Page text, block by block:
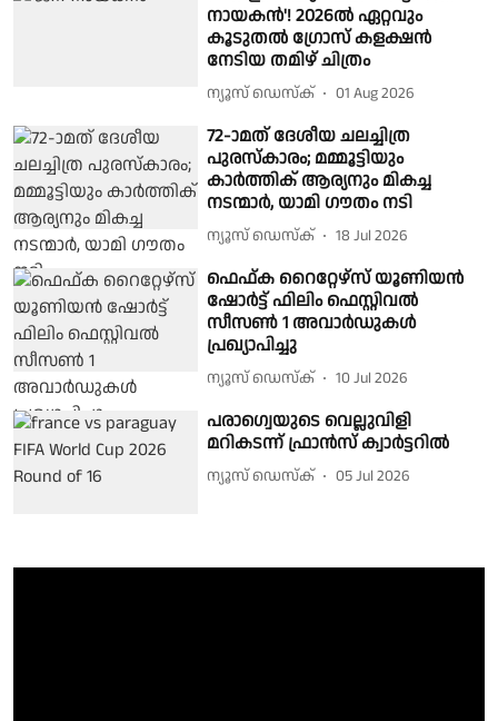
നായകൻ'! 2026ൽ ഏറ്റവും
കൂടുതൽ ഗ്രോസ് കളക്ഷൻ
നേടിയ തമിഴ് ചിത്രം
ന്യൂസ് ഡെസ്ക് 01 Aug 2026
72-ാമത് ദേശീയ ചലച്ചിത്ര
പുരസ്കാരം; മമ്മൂട്ടിയും
കാർത്തിക് ആര്യനും മികച്ച
നടന്മാർ, യാമി ഗൗതം നടി
ന്യൂസ് ഡെസ്ക് 18 Jul 2026
ഫെഫ്ക റൈറ്റേഴ്സ് യൂണിയൻ
ഷോർട്ട് ഫിലിം ഫെസ്റ്റിവൽ
സീസൺ 1 അവാർഡുകൾ
പ്രഖ്യാപിച്ചു
ന്യൂസ് ഡെസ്ക് 10 Jul 2026
പരാഗ്വെയുടെ വെല്ലുവിളി
മറികടന്ന് ഫ്രാൻസ് ക്വാർട്ടറിൽ
ന്യൂസ് ഡെസ്ക് 05 Jul 2026